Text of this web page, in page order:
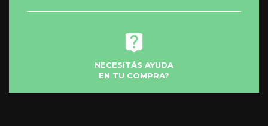
NECESITÁS AYUDA
EN TU COMPRA?